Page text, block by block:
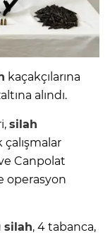
kaçakçılarına
alındı.
silah
çalışmalar
Canpolat
operasyon
silah, 4 tabanca,